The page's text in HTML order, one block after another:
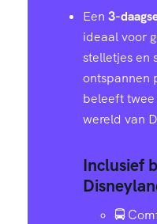
Een 3-
ideaal voor
stelletjes en
ontspannen
beleeft twee
wereld van
Inclusief
🚍